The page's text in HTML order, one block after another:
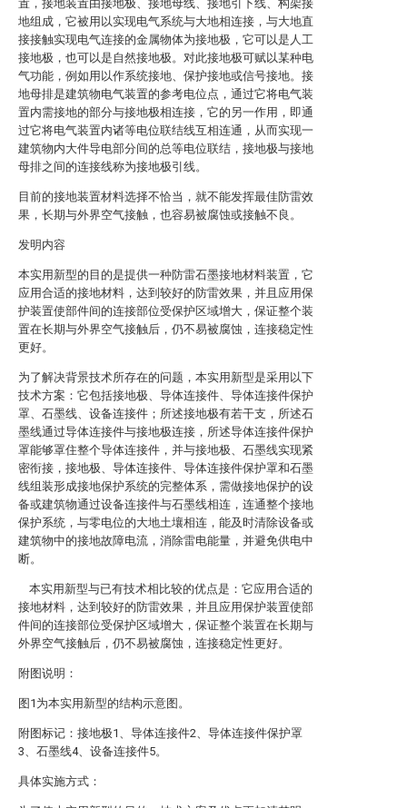
置，接地装置由接地极、接地母线、接地引下线、构架接
地组成，它被用以实现电气系统与大地相连接，与大地直
接接触实现电气连接的金属物体为接地极，它可以是人工
接地极，也可以是自然接地极。对此接地极可赋以某种电
气功能，例如用以作系统接地、保护接地或信号接地。接
地母排是建筑物电气装置的参考电位点，通过它将电气装
置内需接地的部分与接地极相连接，它的另一作用，即通
过它将电气装置内诸等电位联结线互相连通，从而实现一
建筑物内大件导电部分间的总等电位联结，接地极与接地
母排之间的连接线称为接地极引线。
目前的接地装置材料选择不恰当，就不能发挥最佳防雷效
果，长期与外界空气接触，也容易被腐蚀或接触不良。
发明内容
本实用新型的目的是提供一种防雷石墨接地材料装置，它
应用合适的接地材料，达到较好的防雷效果，并且应用保
护装置使部件间的连接部位受保护区域增大，保证整个装
置在长期与外界空气接触后，仍不易被腐蚀，连接稳定性
更好。
为了解决背景技术所存在的问题，本实用新型是采用以下
技术方案：它包括接地极、导体连接件、导体连接件保护
罩、石墨线、设备连接件；所述接地极有若干支，所述石
墨线通过导体连接件与接地极连接，所述导体连接件保护
罩能够罩住整个导体连接件，并与接地极、石墨线实现紧
密衔接，接地极、导体连接件、导体连接件保护罩和石墨
线组装形成接地保护系统的完整体系，需做接地保护的设
备或建筑物通过设备连接件与石墨线相连，连通整个接地
保护系统，与零电位的大地土壤相连，能及时清除设备或
建筑物中的接地故障电流，消除雷电能量，并避免供电中
断。
本实用新型与已有技术相比较的优点是：它应用合适的
接地材料，达到较好的防雷效果，并且应用保护装置使部
件间的连接部位受保护区域增大，保证整个装置在长期与
外界空气接触后，仍不易被腐蚀，连接稳定性更好。
附图说明：
图1为本实用新型的结构示意图。
附图标记：接地极1、导体连接件2、导体连接件保护罩
3、石墨线4、设备连接件5。
具体实施方式：